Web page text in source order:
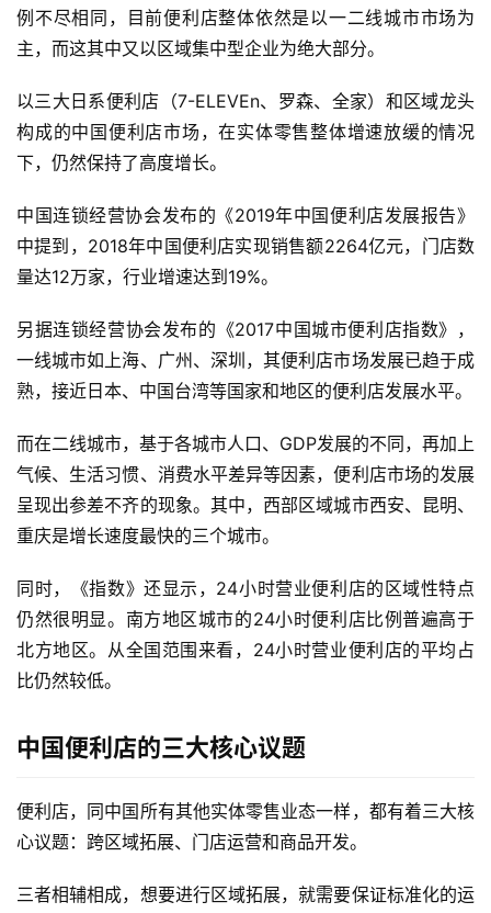
例不尽相同，目前便利店整体依然是以一二线城市市场为
主，而这其中又以区域集中型企业为绝大部分。
以三大日系便利店（7-ELEVEn、罗森、全家）和区域龙头
构成的中国便利店市场，在实体零售整体增速放缓的情况
下，仍然保持了高度增长。
中国连锁经营协会发布的《2019年中国便利店发展报告》
中提到，2018年中国便利店实现销售额2264亿元，门店数
量达12万家，行业增速达到19%。
另据连锁经营协会发布的《2017中国城市便利店指数》，
一线城市如上海、广州、深圳，其便利店市场发展已趋于成
熟，接近日本、中国台湾等国家和地区的便利店发展水平。
而在二线城市，基于各城市人口、GDP发展的不同，再加上
气候、生活习惯、消费水平差异等因素，便利店市场的发展
呈现出参差不齐的现象。其中，西部区域城市西安、昆明、
重庆是增长速度最快的三个城市。
同时，《指数》还显示，24小时营业便利店的区域性特点
仍然很明显。南方地区城市的24小时便利店比例普遍高于
北方地区。从全国范围来看，24小时营业便利店的平均占
比仍然较低。
中国便利店的三大核心议题
便利店，同中国所有其他实体零售业态一样，都有着三大核
心议题：跨区域拓展、门店运营和商品开发。
三者相辅相成，想要进行区域拓展，就需要保证标准化的运